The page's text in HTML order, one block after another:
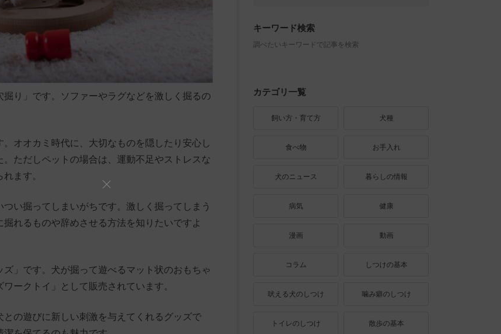
り」です。ソファーやラグなどを激しく掘るの
オオカミ時代に、大切なものを隠したり安心し
ただしペットの場合は、運動不足やストレスな
ます。
い掘ってしまいがちです。激しく掘ってしまう
れるものや辞めさせる方法を知りたいですよ
」です。犬が掘って遊べるマット状のおもちゃ
ークトイ」として販売されています。
の遊びに新しい刺激を与えてくれるグッズで
キーワード検索
調べたいキーワードで記事を検索
カテゴリ一覧
飼い方・育て方 犬種
食べ物 お手入れ
犬のニュース 暮らしの情報
病気 健康
漫画 動画
コラム しつけの基本
吠える犬のしつけ 噛み癖のしつけ
トイレのしつけ 散歩の基本